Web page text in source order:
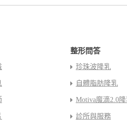
整形問答
珍珠波隆乳
自體脂肪隆乳
Motiva魔滴2.0
診所與服務